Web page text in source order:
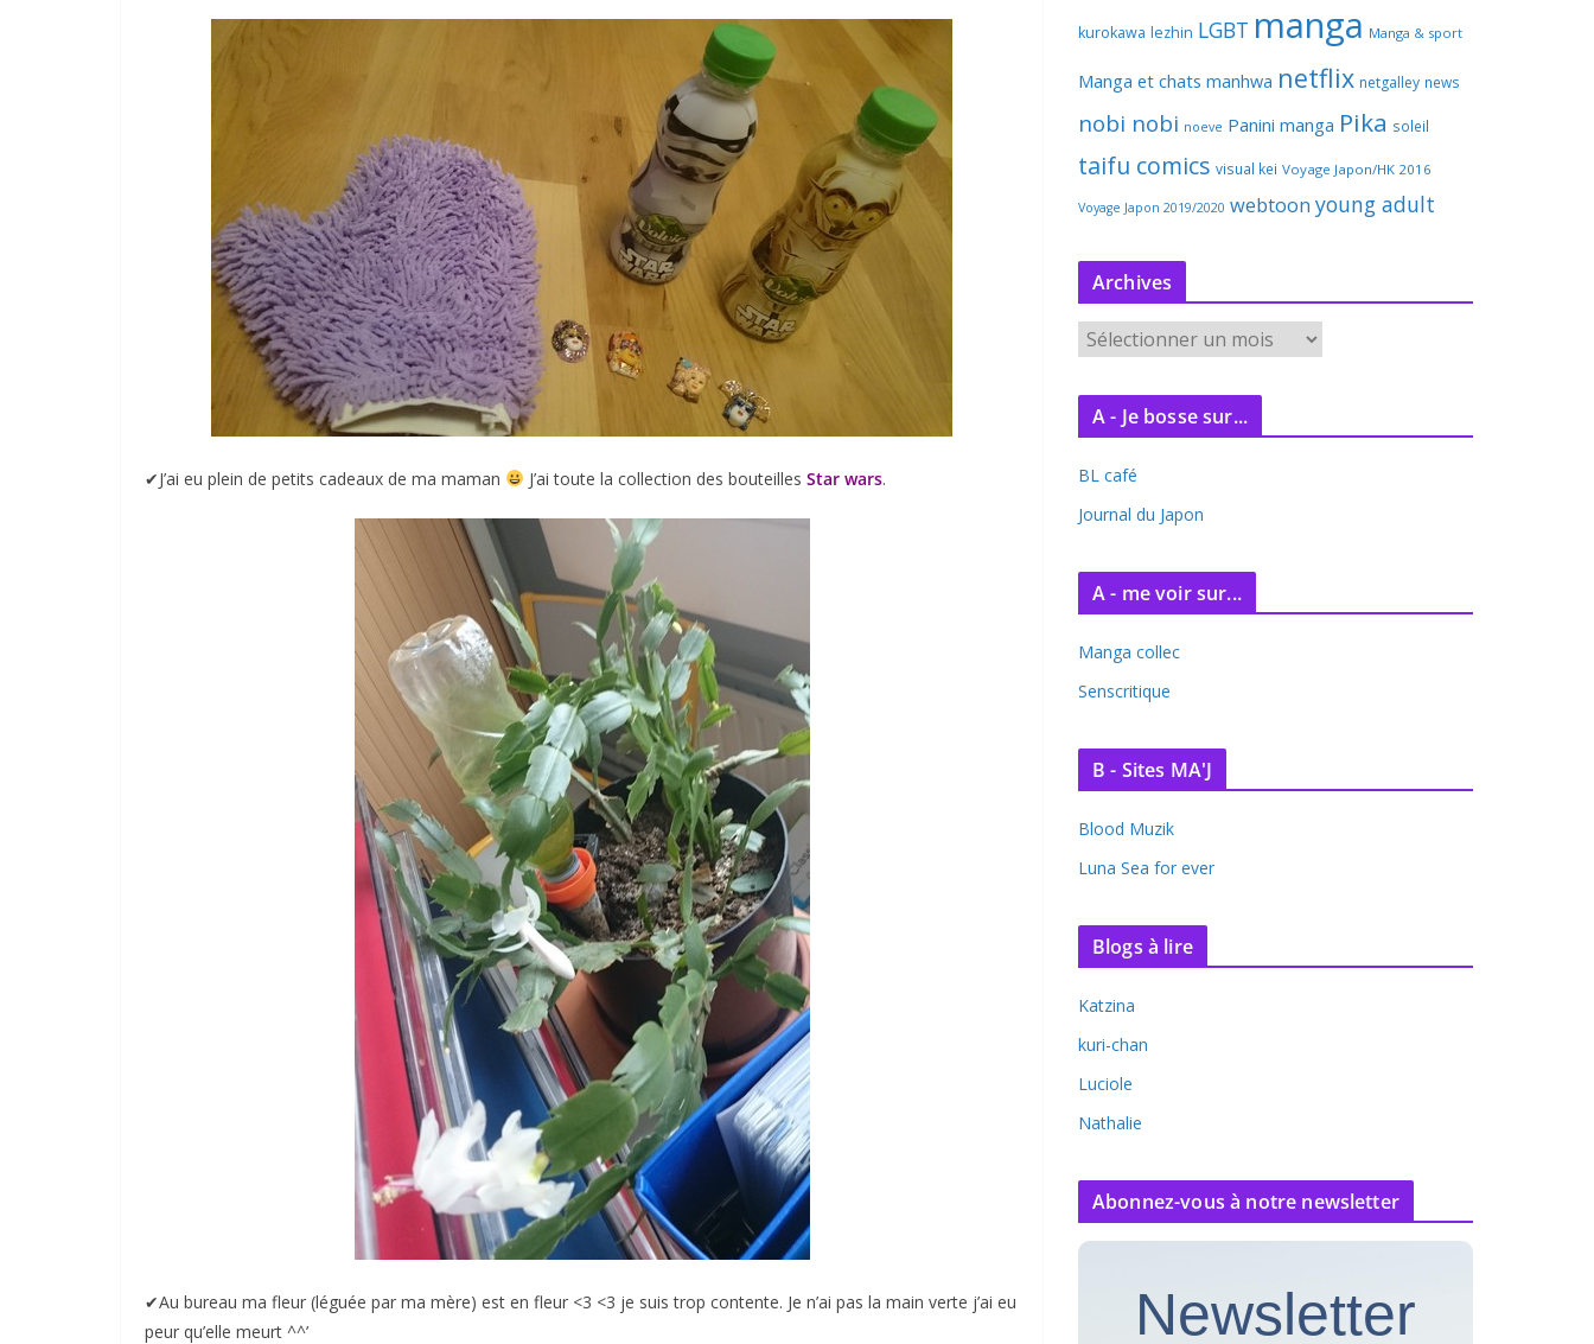
✔︎J’ai eu plein de petits cadeaux de ma maman J’ai toute la collection des bouteilles Star wars.
✔︎Au bureau ma fleur (léguée par ma mère) est en fleur <3 <3 je suis trop contente. Je n’ai pas la main verte j’ai eu
peur qu’elle meurt ^^’
kurokawa lezhin LGBT manga Manga & sport
Manga et chats manhwa netflix netgalley news
nobi nobi noeve Panini manga Pika soleil
taifu comics visual kei Voyage Japon/HK 2016
Voyage Japon 2019/2020 webtoon young adult
Archives
r
c
v
e
A - Je bosse sur...
BL café
Journal du Japon
A - me voir sur...
Manga collec
Senscritique
B - Sites MA'J
Blood Muzik
Luna Sea for ever
Blogs à lire
Katzina
kuri-chan
Luciole
Nathalie
Abonnez-vous à notre newsletter
Newsletter